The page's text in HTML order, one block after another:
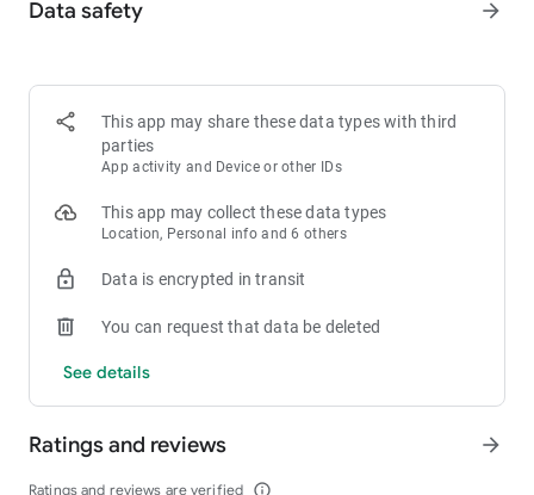
Data safety arrow_forward
This app may share these data types with third
parties
App activity and Device or other IDs
This app may collect these data types
Location, Personal info and 6 others
Data is encrypted in transit
You can request that data be deleted
See details
Ratings and reviews
Ratings and reviews are verified info_outline
arrow_forward